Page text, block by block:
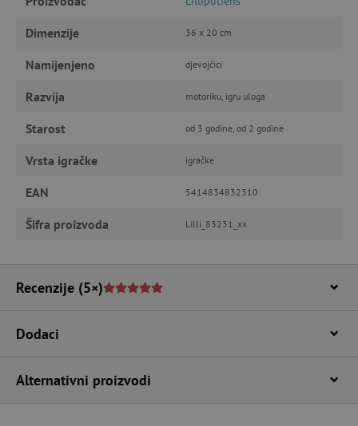
Dimenzije 36 x 20 cm
Namijenjeno djevojčici
Razvija motoriku, igru uloga
Starost od 3 godine, od 2 godine
Vrsta igračke igračke
EAN 5414834832310
Šifra proizvoda Lilli_83231_xx
Recenzije (5×)
Dodaci
Alternativni proizvodi
Nužno potrebni kolačići
Izvedba
funkcionalnost internetske stranice, kao što su
računa. Internetsku stranicu ne možete
odgovarajuće upotrebljavati bez nužno